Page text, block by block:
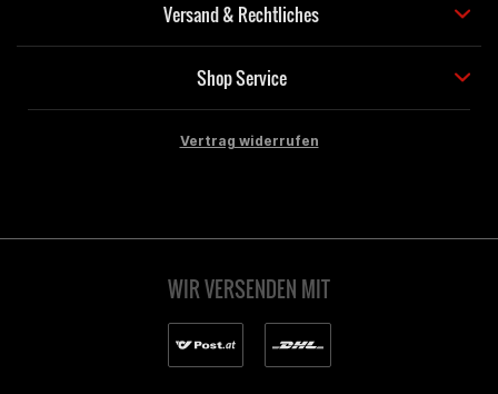
Versand & Rechtliches
Shop Service
Vertrag widerrufen
WIR VERSENDEN MIT